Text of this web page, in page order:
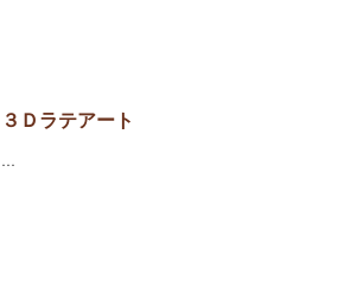
３Ｄラテアート
…